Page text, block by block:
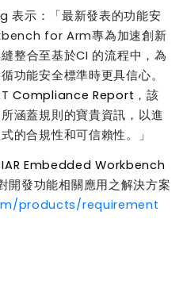
表示 ：
「最新發表的功能安
for Arm專為加速創新
整合至基於CI 的流程中 ， 為
功能安全標準時更具信心。
Compliance Report ， 該
涵蓋規則的寶貴資訊 ， 以進
的合規性和可信賴性。」
IAR Embedded Workbench
開發功能相關應用之解決方案
products/requirement